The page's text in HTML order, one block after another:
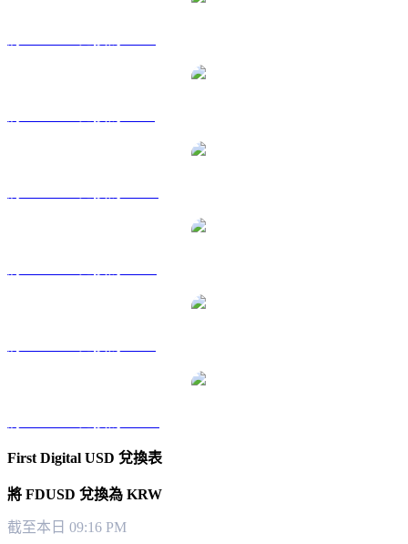
First Digital USD 兌換表
將 FDUSD 兌換為 KRW
截至本日 09:16 PM